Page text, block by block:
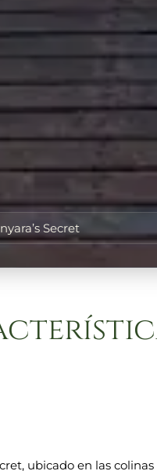
Secret
ubicado en las